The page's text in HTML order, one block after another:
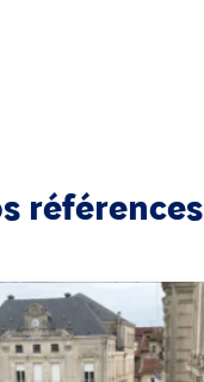
références